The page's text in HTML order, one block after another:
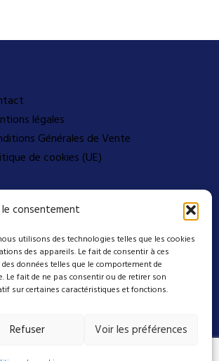
le consentement
utilisons des technologies telles que les cookies
des appareils. Le fait de consentir à ces
données telles que le comportement de
Le fait de ne pas consentir ou de retirer son
sur certaines caractéristiques et fonctions.
Refuser Voir les préférences
légales
Générales de Vente
de cookies (UE)
nous sur nos
réseaux